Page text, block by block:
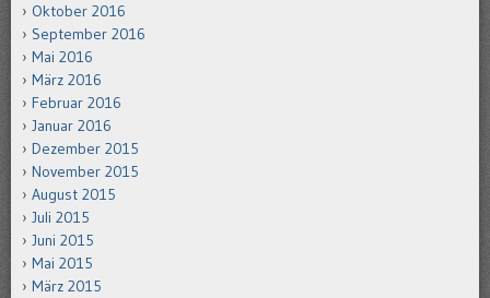
Oktober 2016
September 2016
Mai 2016
März 2016
Februar 2016
Januar 2016
Dezember 2015
November 2015
August 2015
Juli 2015
Juni 2015
Mai 2015
März 2015